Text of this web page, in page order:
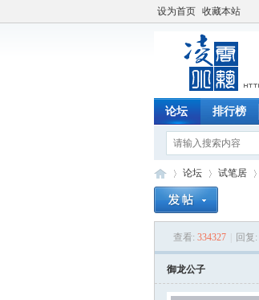
设为首页 收藏本站
论坛 排行榜
论坛
›
试笔居
›
查看: 334327 回复:
御龙公子